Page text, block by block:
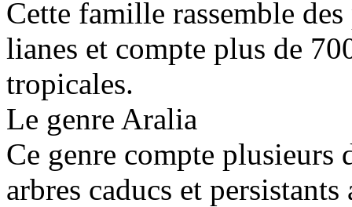
Cette famille rassemble
lianes et compte plus de
tropicales.
Le genre Aralia
Ce genre compte plusieurs
arbres caducs et